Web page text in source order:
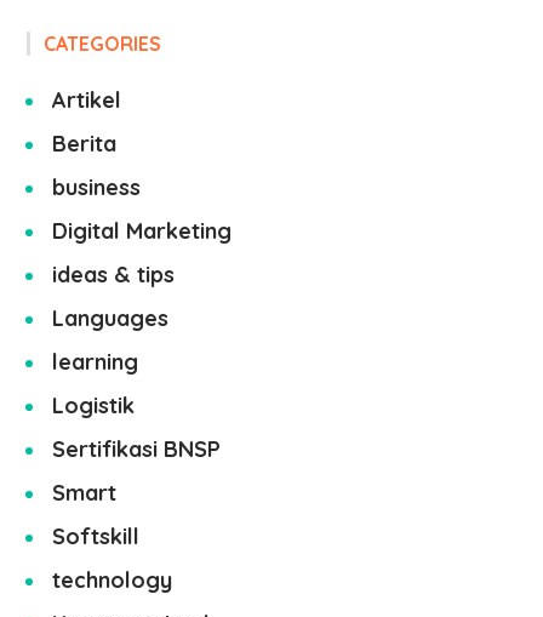
CATEGORIES
Artikel
Berita
business
Digital Marketing
ideas & tips
Languages
learning
Logistik
Sertifikasi BNSP
Smart
Softskill
technology